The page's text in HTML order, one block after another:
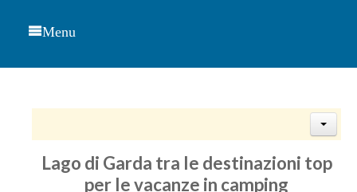
Menu
Lago di Garda tra le destinazioni top
per le vacanze in camping